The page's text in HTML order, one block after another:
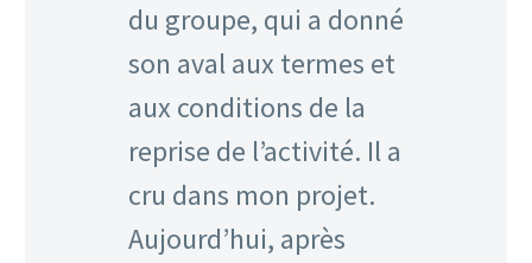
du groupe, qui a donné
son aval aux termes et
aux conditions de la
reprise de l’activité. Il a
cru dans mon projet.
Aujourd’hui, après